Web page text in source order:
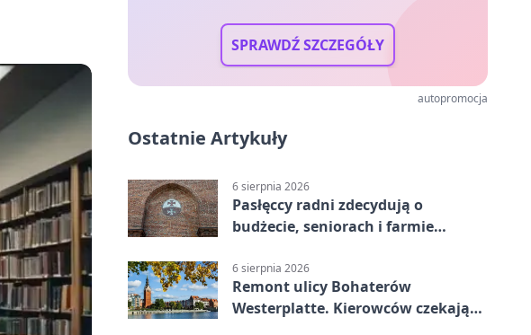
SPRAWDŹ SZCZEGÓŁY
autopromocja
Ostatnie Artykuły
6 sierpnia 2026
Pasłęccy radni zdecydują o
budżecie, seniorach i farmie
6 sierpnia 2026
Remont ulicy Bohaterów
Westerplatte. Kierowców czekają